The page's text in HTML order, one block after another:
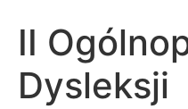
II
Dysleksji